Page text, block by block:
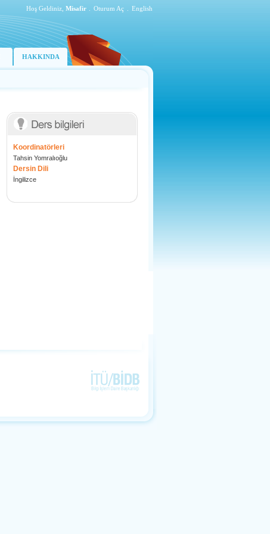
Hoş Geldiniz, Misafir Oturum Aç English
HAKKINDA
Koordinatörleri
Tahsin Yomralıoğlu
Dersin Dili
İngilizce